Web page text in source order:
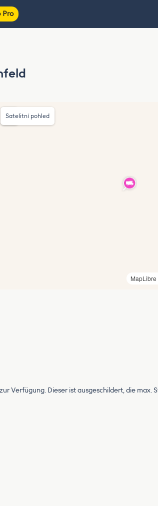
Pro
MapLibre
Satelitní pohled
Verfügung. Dieser ist ausgeschildert, die max.